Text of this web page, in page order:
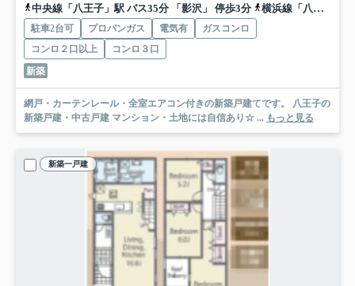
中央線「八王子」駅 バス35分 「影沢」 停歩3分
横浜線「八王子」駅 バス35分 「影沢」 停歩3分
駐車2台可 プロパンガス 電気有
ガスコンロ
コンロ２口以上
コンロ３口
新築
網戸・カーテンレール・全室エアコン付きの新築戸建てです。 八王子の
新築戸建・中古戸建 マンション・土地には自信あり☆ ... もっと見る
新築一戸建